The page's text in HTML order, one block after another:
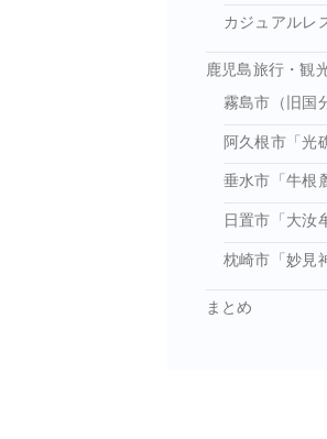
カジュアルレ
鹿児島旅行・観
霧島市（旧国
阿久根市「光
垂水市「牛根
日置市「大汝
枕崎市「妙見
まとめ